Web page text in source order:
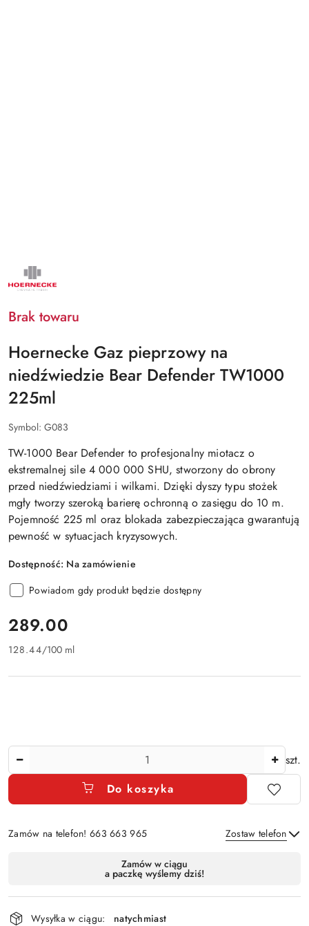
NAZWA
PRODUCENTA:
HOERNECKE
Brak towaru
Hoernecke Gaz pieprzowy na
niedźwiedzie Bear Defender TW1000
225ml
Symbol: G083
TW-1000 Bear Defender to profesjonalny miotacz o
ekstremalnej sile 4 000 000 SHU, stworzony do obrony
przed niedźwiedziami i wilkami. Dzięki dyszy typu stożek
mgły tworzy szeroką barierę ochronną o zasięgu do 10 m.
Pojemność 225 ml oraz blokada zabezpieczająca gwarantują
pewność w sytuacjach kryzysowych.
Dostępność: Na zamówienie
Powiadom gdy produkt będzie dostępny
cena:
289.00
128.44/100 ml
szt.
Do koszyka
Zamów na telefon! 663 663 965 Zostaw telefon
Wyślij
dostawa
Zamów w ciągu
a paczkę wyślemy dziś!
Wysyłka w ciągu: natychmiast